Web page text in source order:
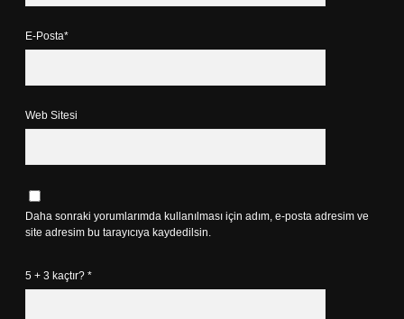
E-Posta*
Web Sitesi
Daha sonraki yorumlarımda kullanılması için adım, e-posta adresim ve
site adresim bu tarayıcıya kaydedilsin.
5 + 3 kaçtır? *